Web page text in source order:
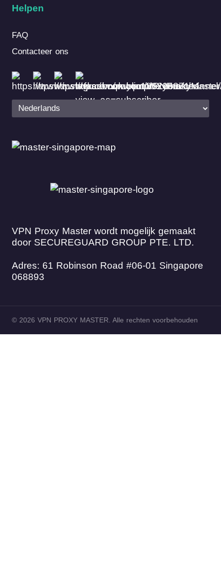
Helpen
FAQ
Contacteer ons
VPN Proxy Master wordt mogelijk gemaakt
door SECUREGUARD GROUP PTE. LTD.
Adres: 61 Robinson Road #06-01 Singapore
068893
© 2026 VPN PROXY MASTER. Alle rechten voorbehouden